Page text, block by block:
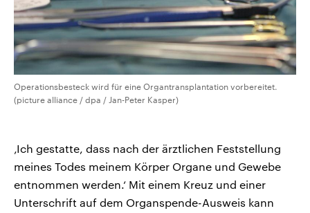
Operationsbesteck wird für eine Organtransplantation vorbereitet.
(picture alliance / dpa / Jan-Peter Kasper)
‚Ich gestatte, dass nach der ärztlichen Feststellung
meines Todes meinem Körper Organe und Gewebe
entnommen werden.‘ Mit einem Kreuz und einer
Unterschrift auf dem Organspende-Ausweis kann